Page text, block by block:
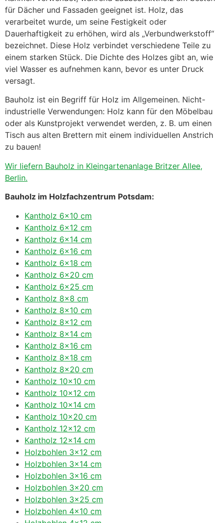
für Dächer und Fassaden geeignet ist. Holz, das
verarbeitet wurde, um seine Festigkeit oder
Dauerhaftigkeit zu erhöhen, wird als „Verbundwerkstoff“
bezeichnet. Diese Holz verbindet verschiedene Teile zu
einem starken Stück. Die Dichte des Holzes gibt an, wie
viel Wasser es aufnehmen kann, bevor es unter Druck
versagt.
Bauholz ist ein Begriff für Holz im Allgemeinen. Nicht-
industrielle Verwendungen: Holz kann für den Möbelbau
oder als Kunstprojekt verwendet werden, z. B. um einen
Tisch aus alten Brettern mit einem individuellen Anstrich
zu bauen!
Wir liefern Bauholz in Kleingartenanlage Britzer Allee,
Berlin.
Bauholz im Holzfachzentrum Potsdam:
Kantholz 6×10 cm
Kantholz 6×12 cm
Kantholz 6×14 cm
Kantholz 6×16 cm
Kantholz 6×18 cm
Kantholz 6×20 cm
Kantholz 6×25 cm
Kantholz 8×8 cm
Kantholz 8×10 cm
Kantholz 8×12 cm
Kantholz 8×14 cm
Kantholz 8×16 cm
Kantholz 8×18 cm
Kantholz 8×20 cm
Kantholz 10×10 cm
Kantholz 10×12 cm
Kantholz 10×14 cm
Kantholz 10×20 cm
Kantholz 12×12 cm
Kantholz 12×14 cm
Holzbohlen 3×12 cm
Holzbohlen 3×14 cm
Holzbohlen 3×16 cm
Holzbohlen 3×20 cm
Holzbohlen 3×25 cm
Holzbohlen 4×10 cm